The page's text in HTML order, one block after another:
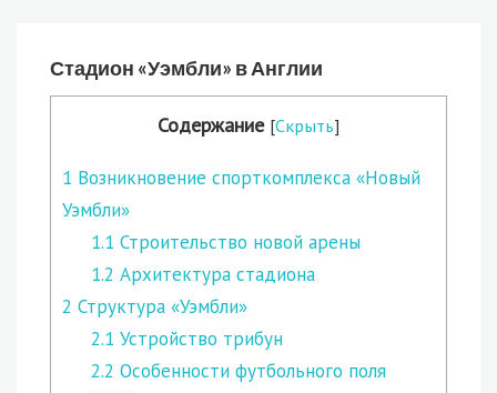
Стадион «Уэмбли» в Англии
Содержание [Скрыть]
1 Возникновение спорткомплекса «Новый
Уэмбли»
1.1 Строительство новой арены
1.2 Архитектура стадиона
2 Структура «Уэмбли»
2.1 Устройство трибун
2.2 Особенности футбольного поля